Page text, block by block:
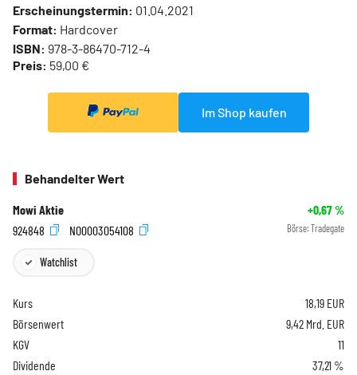
Erscheinungstermin: 01.04.2021
Format: Hardcover
ISBN: 978-3-86470-712-4
Preis: 59,00 €
Im Shop kaufen
Behandelter Wert
Mowi Aktie +0,67%
924848
NO0003054108 Börse: Tradegate
Watchlist
Kurs 18,19 EUR
Börsenwert
9,42 Mrd. EUR
KGV
11
Dividende
37,21 %